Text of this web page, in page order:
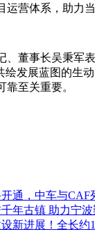
运营体系，助力
、董事长吴秉军
绘发展蓝图的生
至关重要。
通，中车与CAF
年古镇 助力宁波
新进展！全长约